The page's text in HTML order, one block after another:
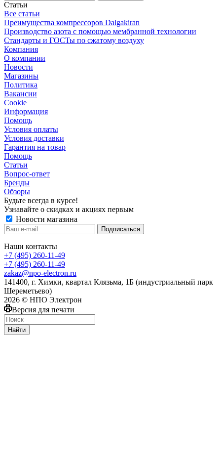
Статьи
Все статьи
Преимущества компрессоров Dalgakiran
Производство азота с помощью мембранной технологии
Стандарты и ГОСТы по сжатому воздуху
Компания
О компании
Новости
Магазины
Политика
Вакансии
Сookie
Информация
Помощь
Условия оплаты
Условия доставки
Гарантия на товар
Помощь
Статьи
Вопрос-ответ
Бренды
Обзоры
Будьте всегда в курсе!
Узнавайте о скидках и акциях первым
Новости магазина
Наши контакты
+7 (495) 260-11-49
+7 (495) 260-11-49
zakaz@npo-electron.ru
141400, г. Химки, квартал Клязьма, 1Б (индустриальный парк
Шереметьево)
2026 © НПО Электрон
Версия для печати
Найти